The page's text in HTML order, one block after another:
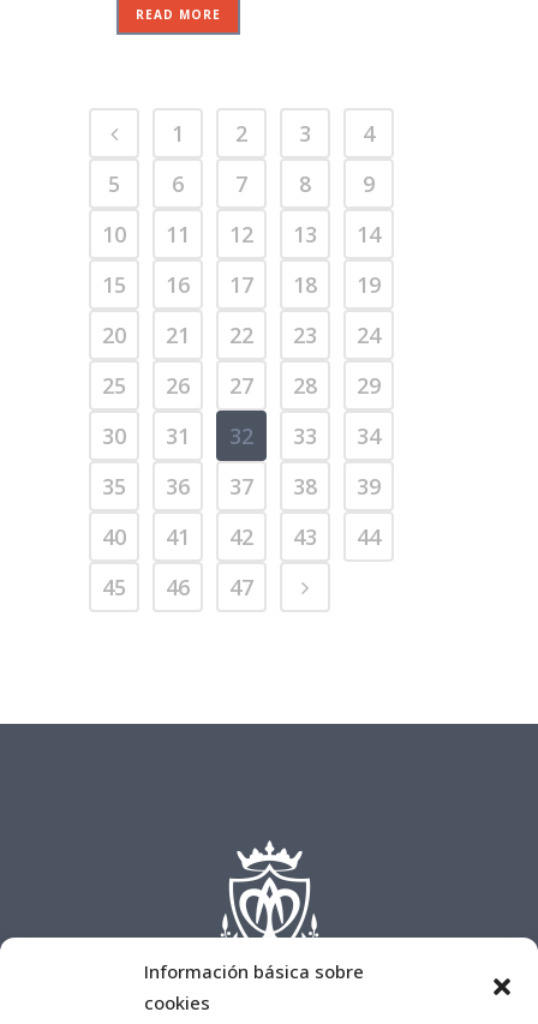
Información básica sobre
cookies
READ MORE
1 2 3
4
5
6 7 8
9
10
11 12 13
14
15
16 17 18
19
20
21 22 23
24
25
26 27 28
29
30
31 32 33
34
35
36 37 38
39
40
41 42 43
44
45
46 47